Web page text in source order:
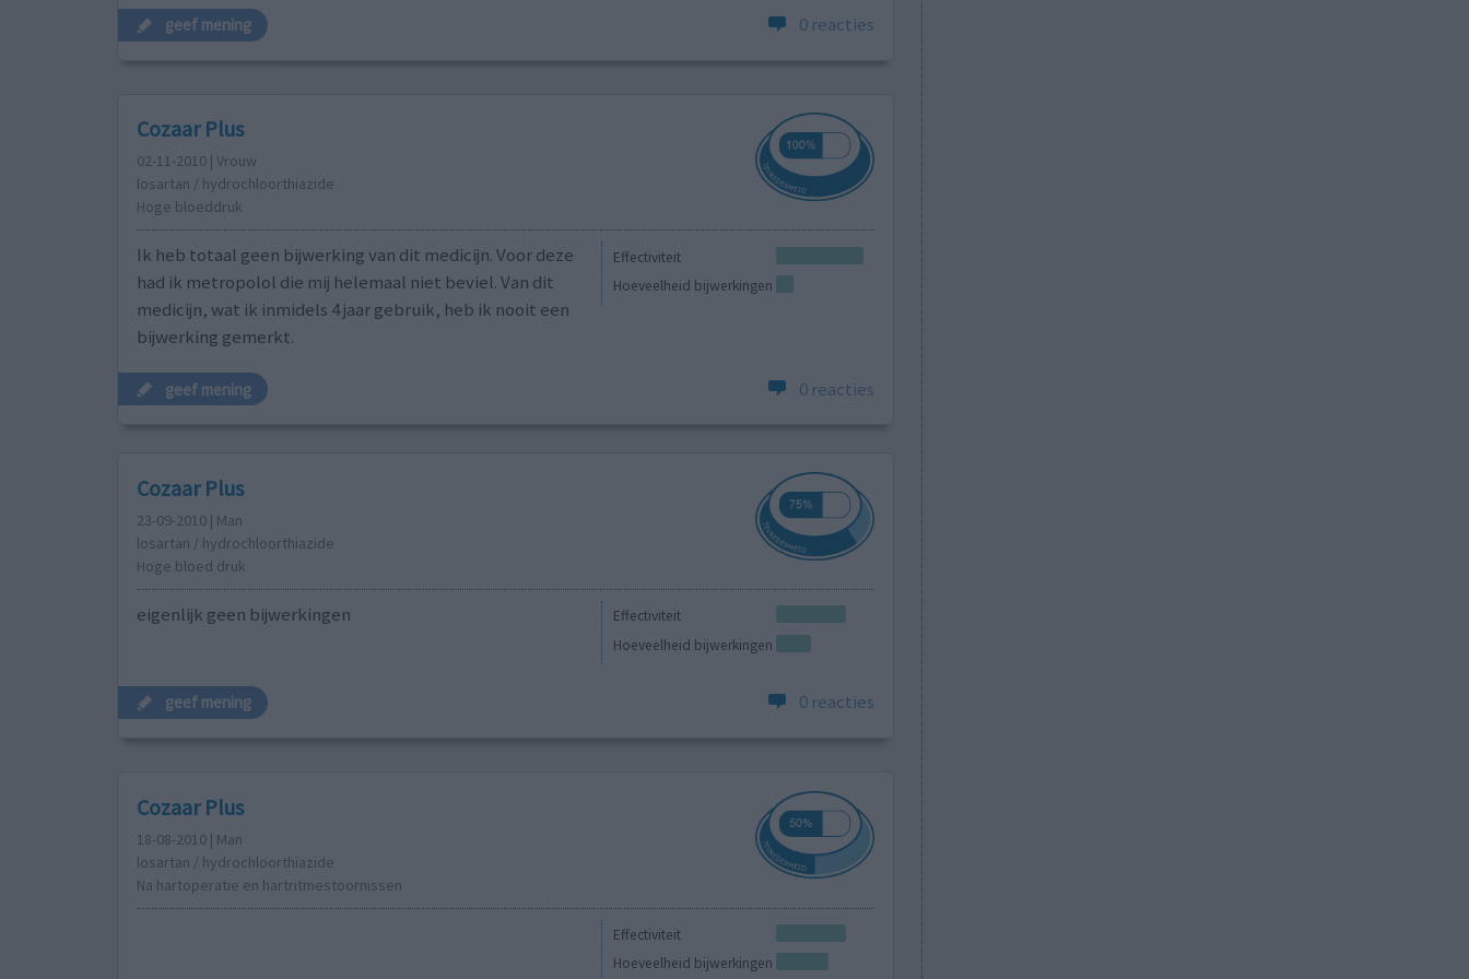
geef mening 0 reacties
Cozaar Plus
02-11-2010 | Vrouw
losartan / hydrochloorthiazide
Hoge bloeddruk
Effectiviteit
Hoeveelheid bijwerkingen
Ik heb totaal geen bijwerking van dit medicijn. Voor deze
had ik metropolol die mij helemaal niet beviel. Van dit
medicijn, wat ik inmidels 4 jaar gebruik, heb ik nooit een
bijwerking gemerkt.
geef mening 0 reacties
Cozaar Plus
23-09-2010 | Man
losartan / hydrochloorthiazide
Hoge bloed druk
Effectiviteit
Hoeveelheid bijwerkingen
eigenlijk geen bijwerkingen
geef mening 0 reacties
Cozaar Plus
18-08-2010 | Man
losartan / hydrochloorthiazide
Na hartoperatie en hartritmestoornissen
Effectiviteit
Hoeveelheid bijwerkingen